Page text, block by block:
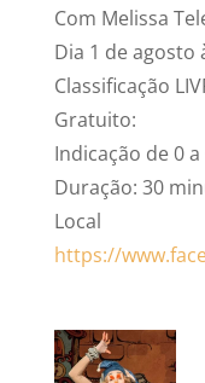
Com Melissa
Dia 1 de agosto
Classificação
Gratuito:
Indicação de 0
Duração: 30
Local
https://